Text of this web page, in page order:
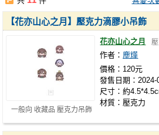
一般向 收藏品 壓克力吊飾
【花亦山心之月】壓克力滴膠小吊飾
花亦山心之月
作者： 塵燁
價格：120元
發售日期：2024-
尺寸：約
材質：壓克力